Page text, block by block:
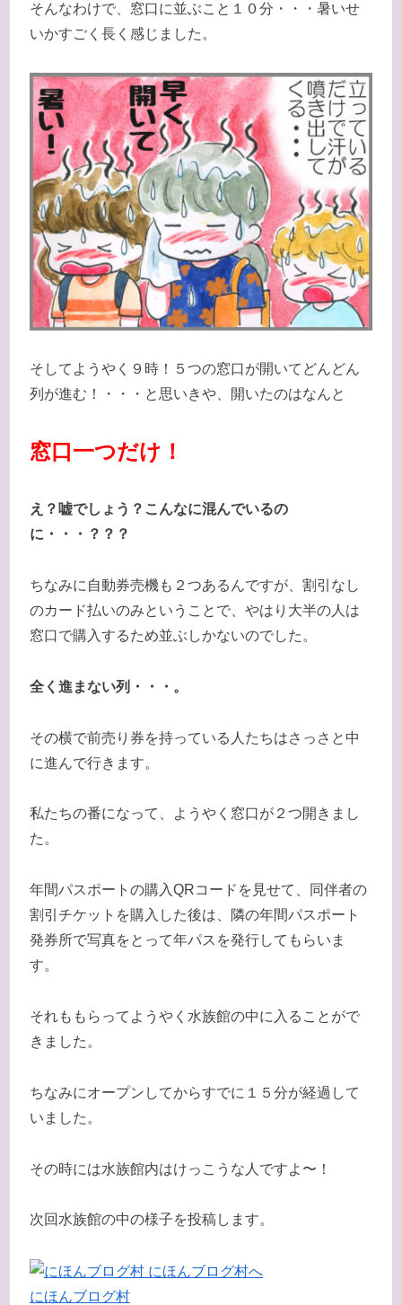
そんなわけで、窓口に並ぶこと１０分・・・暑いせ
いかすごく長く感じました。
そしてようやく９時！５つの窓口が開いてどんどん
列が進む！・・・と思いきや、開いたのはなんと
窓口一つだけ！
え？嘘でしょう？こんなに混んでいるの
に・・・？？？
ちなみに自動券売機も２つあるんですが、割引なし
のカード払いのみということで、やはり大半の人は
窓口で購入するため並ぶしかないのでした。
全く進まない列・・・。
その横で前売り券を持っている人たちはさっさと中
に進んで行きます。
私たちの番になって、ようやく窓口が２つ開きまし
た。
年間パスポートの購入QRコードを見せて、同伴者の
割引チケットを購入した後は、隣の年間パスポート
発券所で写真をとって年パスを発行してもらいま
す。
それももらってようやく水族館の中に入ることがで
きました。
ちなみにオープンしてからすでに１５分が経過して
いました。
その時には水族館内はけっこうな人ですよ〜！
次回水族館の中の様子を投稿します。
にほんブログ村